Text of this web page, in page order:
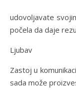
udovoljavate
počela da daje
Ljubav
Zastoj u
sada može